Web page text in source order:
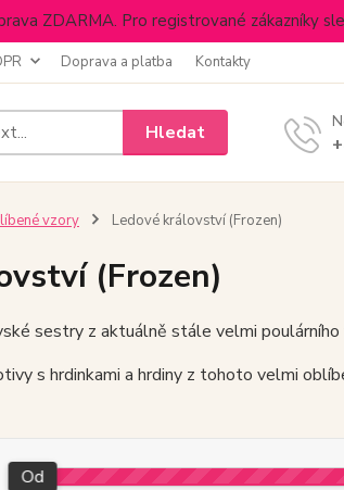
ZDARMA. Pro registrované zákazníky
Doprava a platba Kontakty
Hledat
vzory Ledové království (Frozen)
(Frozen)
sestry z aktuálně stále velmi
s hrdinkami a hrdiny z tohoto velmi
Od